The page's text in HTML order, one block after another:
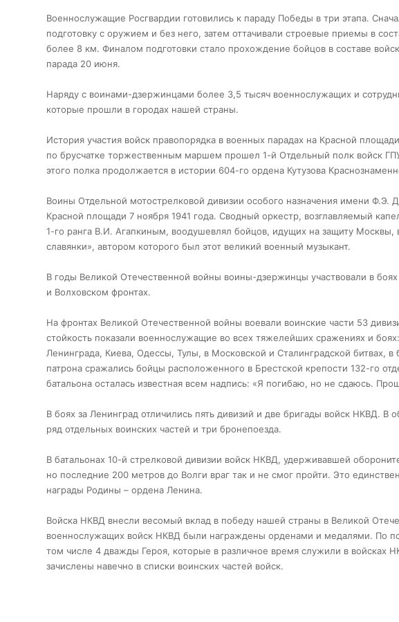
Военнослужащие Росгвардии готовились к параду Победы в три этапа.
подготовку с оружием и без него, затем оттачивали строевые приемы в
более 8 км. Финалом подготовки стало прохождение бойцов в составе
парада 20 июня.
Наряду с воинами-дзержинцами более 3,5 тысяч военнослужащих и
которые прошли в городах нашей страны.
История участия войск правопорядка в военных парадах на Красной
по брусчатке торжественным маршем прошел 1-й Отдельный полк войск
этого полка продолжается в истории 604-го ордена Кутузова
Воины Отдельной мотострелковой дивизии особого назначения имени Ф.Э.
Красной площади 7 ноября 1941 года. Сводный оркестр, возглавляемый
1-го ранга В.И. Агапкиным, воодушевлял бойцов, идущих на защиту
славянки», автором которого был этот великий военный музыкант.
В годы Великой Отечественной войны воины-дзержинцы участвовали в
и Волховском фронтах.
На фронтах Великой Отечественной войны воевали воинские части 53
стойкость показали военнослужащие во всех тяжелейших сражениях и
Ленинграда, Киева, Одессы, Тулы, в Московской и Сталинградской битвах, в
патрона сражались бойцы расположенного в Брестской крепости 132-го
батальона осталась известная всем надпись: «Я погибаю, но не сдаюсь.
В боях за Ленинград отличились пять дивизий и две бригады войск НКВД.
ряд отдельных воинских частей и три бронепоезда.
В батальонах 10-й стрелковой дивизии войск НКВД, удерживавшей
но последние 200 метров до Волги враг так и не смог пройти. Это
награды Родины – ордена Ленина.
Войска НКВД внесли весомый вклад в победу нашей страны в Великой
военнослужащих войск НКВД были награждены орденами и медалями. По
том числе 4 дважды Героя, которые в различное время служили в войсках
зачислены навечно в списки воинских частей войск.